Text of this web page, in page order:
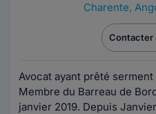
Charente,
Contacter
Avocat ayant prêté
Membre du Barreau de
janvier 2019. Depuis